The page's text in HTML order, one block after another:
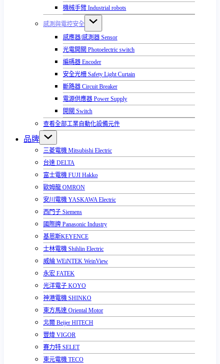
機械手臂 Industrial robots
感測與電控安全
感應器/感測器 Sensor
光電開關 Photoelectric switch
編碼器 Encoder
安全光柵 Safety Light Curtain
斷路器 Circuit Breaker
電源供應器 Power Supply
開關 Switch
查看全部工業自動化設備元件
品牌
三菱電機 Mitsubishi Electric
台達 DELTA
富士電機 FUJI Hakko
歐姆龍 OMRON
安川電機 YASKAWA Electric
西門子 Siemens
國際牌 Panasonic Industry
基恩斯KEYENCE
士林電機 Shihlin Electric
威綸 WEiNTEK WeinView
永宏 FATEK
光洋電子 KOYO
神港電機 SHINKO
東方馬達 Oriental Motor
北爾 Beijer HITECH
豐煒 VIGOR
賽力特 SELET
東元電機 TECO